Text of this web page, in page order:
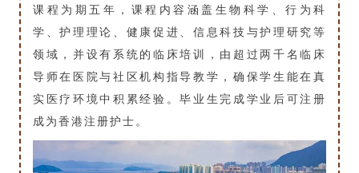
课程为期五年，课程内容涵盖生物科学、行为科
学、护理理论、健康促进、信息科技与护理研究等
领域，并设有系统的临床培训，由超过两千名临床
导师在医院与社区机构指导教学，确保学生能在真
实医疗环境中积累经验。毕业生完成学业后可注册
成为香港注册护士。